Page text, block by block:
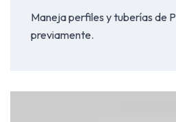
Maneja perfiles y tuberías de
previamente.